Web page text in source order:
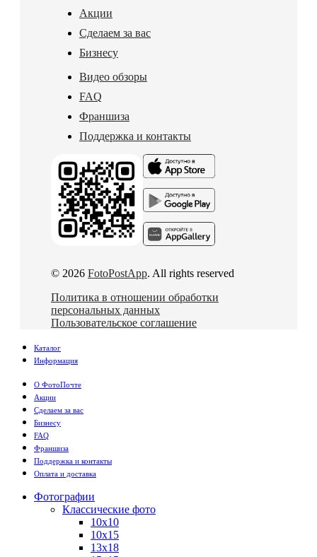
Акции
Сделаем за вас
Бизнесу
Видео обзоры
FAQ
Франшиза
Поддержка и контакты
© 2026 FotoPostApp. All rights reserved
Политика в отношении обработки
персональных данных
Пользовательское соглашение
Каталог
Информация
О ФотоПочте
Акции
Сделаем за вас
Бизнесу
FAQ
Франшиза
Поддержка и контакты
Оплата и доставка
Фотографии
Классические фото
10х10
10х15
13х18